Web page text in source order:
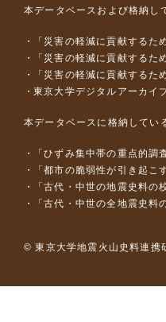
本データベースおよび格納し
「災害の軽減に貢献する
「災害の軽減に貢献する
「災害の軽減に貢献する
東京大学デジタルアーカイ
本データベースに格納してい
「ひずみ集中帯の重点的
「都市の脆弱性が引き起
「古代・中世の地震史料
「古代・中世の全地震史
© 東京大学地震火山史料連携